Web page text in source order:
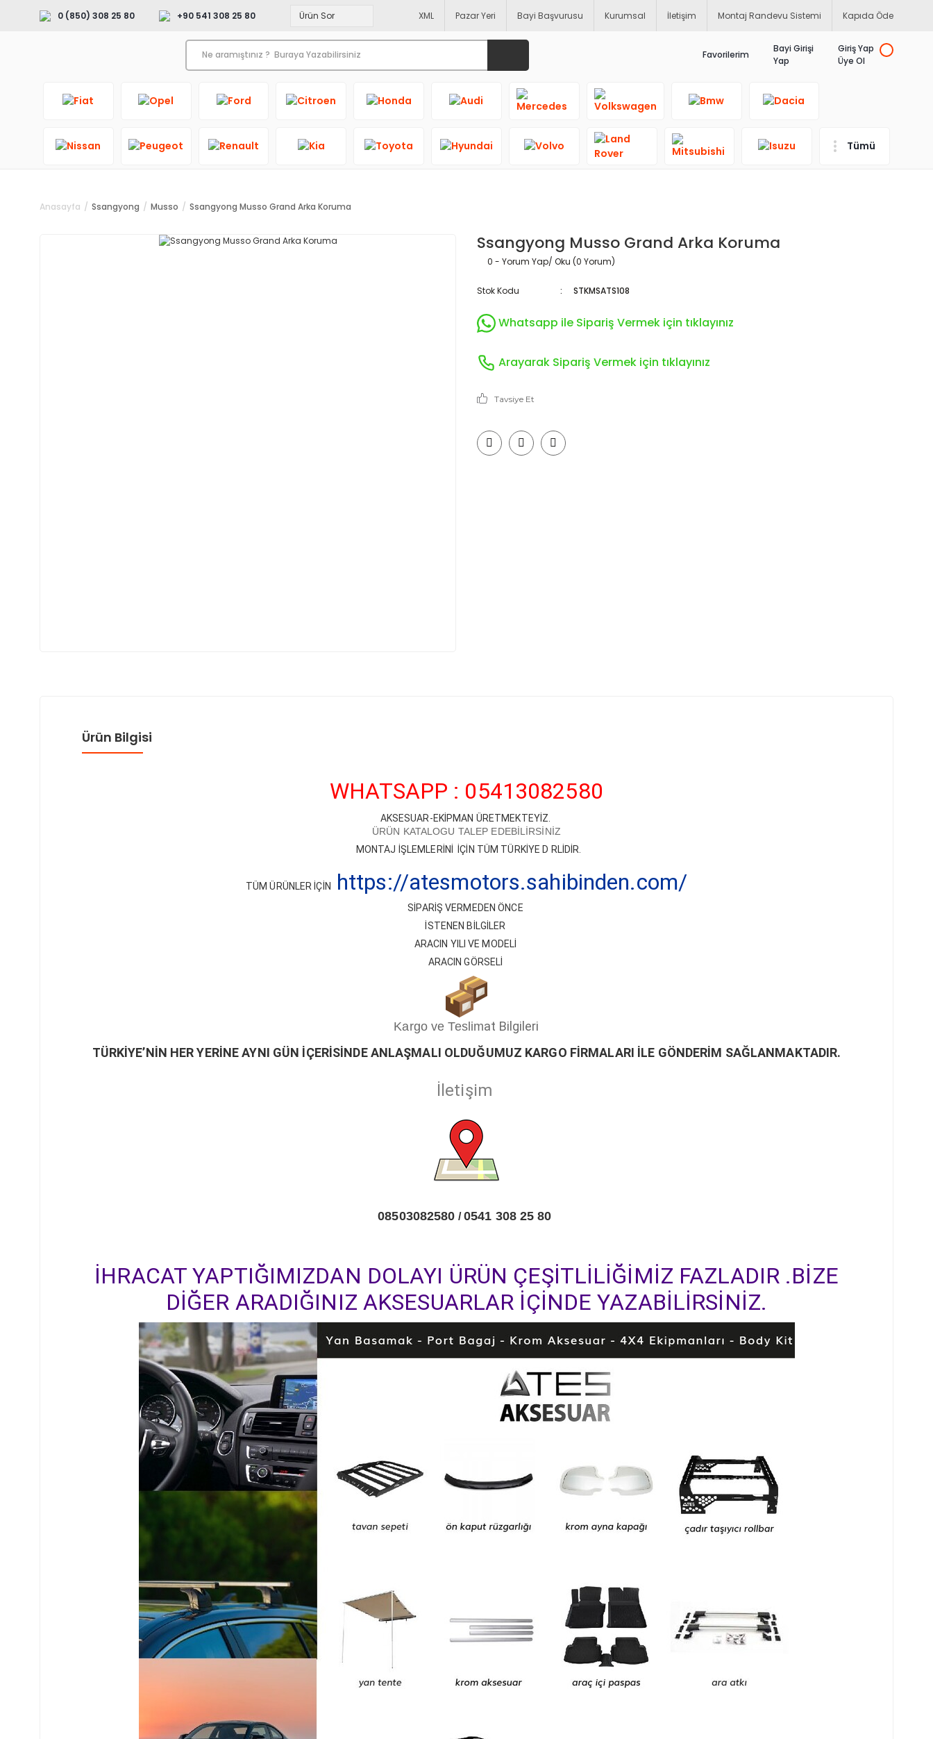
0 (850) 308 25 80 +90 541 308 25 80 XML Pazar Yeri Bayi Başvurusu Kurumsal İletişim Montaj Randevu Sistemi Kapıda Öde
Favorilerim
Bayi Girişi
Yap
Giriş Yap
Üye Ol
Tümü
Anasayfa Ssangyong Musso Ssangyong Musso Grand Arka Koruma
Ssangyong Musso Grand Arka Koruma
0 - Yorum Yap/ Oku (0 Yorum)
Stok Kodu STKMSATS108
Whatsapp ile Sipariş Vermek için tıklayınız
Arayarak Sipariş Vermek için tıklayınız
Tavsiye Et
Ürün Bilgisi
WHATSAPP : 05413082580
AKSESUAR-EKİPMAN ÜRETMEKTEYİZ.
ÜRÜN KATALOGU TALEP EDEBİLİRSİNİZ
MONTAJ İŞLEMLERİNİ İÇİN TÜM TÜRKİYE D RLİDİR.
TÜM ÜRÜNLER İÇİN https://atesmotors.sahibinden.com/
SİPARİŞ VERMEDEN ÖNCE
İSTENEN BİLGİLER
ARACIN YILI VE MODELİ
ARACIN GÖRSELİ
Kargo ve Teslimat Bilgileri
TÜRKİYE’NİN HER YERİNE AYNI GÜN İÇERİSİNDE ANLAŞMALI OLDUĞUMUZ KARGO FİRMALARI İLE GÖNDERİM SAĞLANMAKTADIR.
İletişim
08503082580 / 0541 308 25 80
İHRACAT YAPTIĞIMIZDAN DOLAYI ÜRÜN ÇEŞİTLİLİĞİMİZ FAZLADIR .BİZE
DİĞER ARADIĞINIZ AKSESUARLAR İÇİNDE YAZABİLİRSİNİZ.